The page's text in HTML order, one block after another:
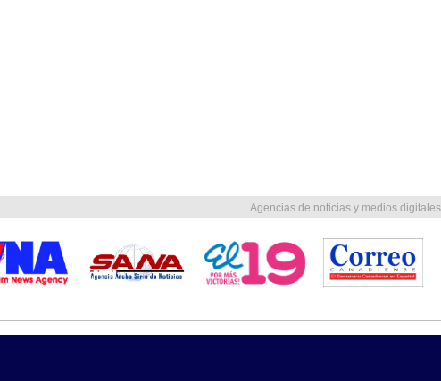
Agencias de noticias y medios digitales